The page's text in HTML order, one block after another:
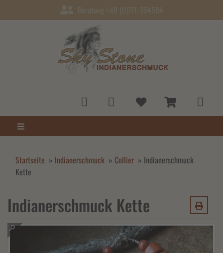
Startseite » Indianerschmuck » Collier » Indianerschmuck
Kette
Indianerschmuck Kette